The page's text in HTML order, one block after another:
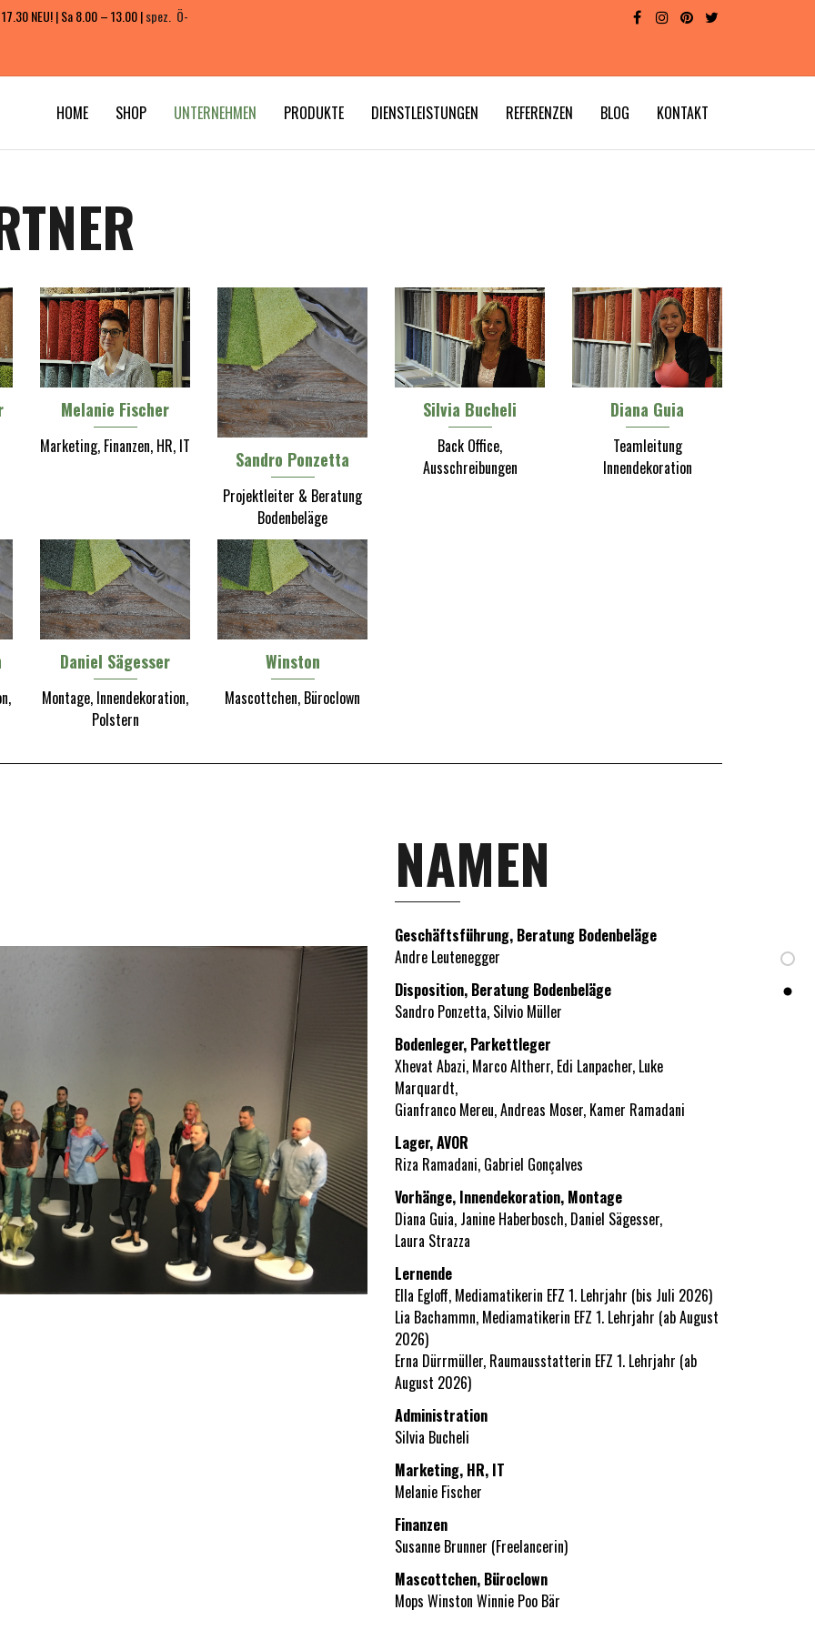
NEU! | Sa 8.00 – 13.00 |spez. Ö-
HOME SHOP UNTERNEHMEN PRODUKTE DIENSTLEISTUNGEN REFERENZEN BLOG KONTAKT
Melanie Fischer
Marketing, Finanzen, HR, IT
Sandro Ponzetta
Projektleiter & Beratung
Bodenbeläge
Silvia Bucheli
Back Office,
Ausschreibungen
Diana Guia
Teamleitung
Innendekoration
Daniel Sägesser
Montage, Innendekoration,
Polstern
Winston
Mascottchen, Büroclown
NAMEN
Geschäftsführung, Beratung Bodenbeläge
Andre Leutenegger
Disposition, Beratung Bodenbeläge
Sandro Ponzetta, Silvio Müller
Bodenleger, Parkettleger
Xhevat Abazi, Marco Altherr, Edi Lanpacher, Luke
Marquardt,
Gianfranco Mereu, Andreas Moser, Kamer Ramadani
Lager, AVOR
Riza Ramadani, Gabriel Gonçalves
Vorhänge, Innendekoration, Montage
Diana Guia, Janine Haberbosch, Daniel Sägesser,
Laura Strazza
Lernende
Ella Egloff, Mediamatikerin EFZ 1. Lehrjahr (bis Juli 2026)
Lia Bachammn, Mediamatikerin EFZ 1. Lehrjahr (ab August
2026)
Erna Dürrmüller, Raumausstatterin EFZ 1. Lehrjahr (ab
August 2026)
Administration
Silvia Bucheli
Marketing, HR, IT
Melanie Fischer
Finanzen
Susanne Brunner (Freelancerin)
Mascottchen, Büroclown
Mops Winston Winnie Poo Bär